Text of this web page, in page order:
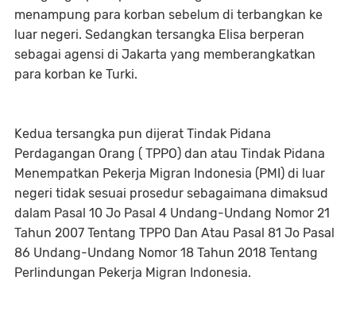
menampung para korban sebelum di terbangkan ke
luar negeri. Sedangkan tersangka Elisa berperan
sebagai agensi di Jakarta yang memberangkatkan
para korban ke Turki.
Kedua tersangka pun dijerat Tindak Pidana
Perdagangan Orang ( TPPO) dan atau Tindak Pidana
Menempatkan Pekerja Migran Indonesia (PMI) di luar
negeri tidak sesuai prosedur sebagaimana dimaksud
dalam Pasal 10 Jo Pasal 4 Undang-Undang Nomor 21
Tahun 2007 Tentang TPPO Dan Atau Pasal 81 Jo Pasal
86 Undang-Undang Nomor 18 Tahun 2018 Tentang
Perlindungan Pekerja Migran Indonesia.